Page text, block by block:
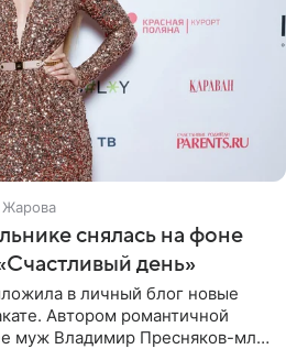
снялась на фоне
день»
в личный блог новые
Автором романтичной
муж Владимир Пресняков-мл.